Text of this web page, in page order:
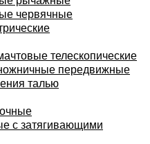
червячные
телескопические
передвижные
талью
с затягивающими